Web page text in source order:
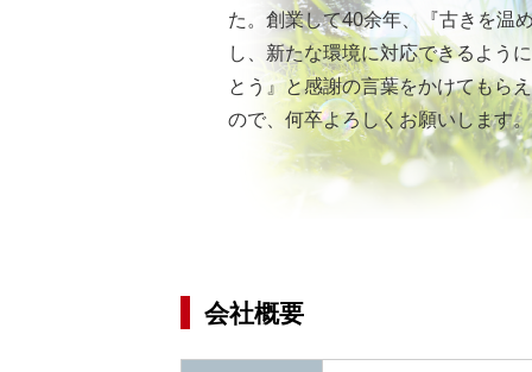
た。創業して40余年、『古きを温
し、新たな環境に対応できるよう
とう』と感謝の言葉をかけてもら
ので、何卒よろしくお願いします。
会社概要